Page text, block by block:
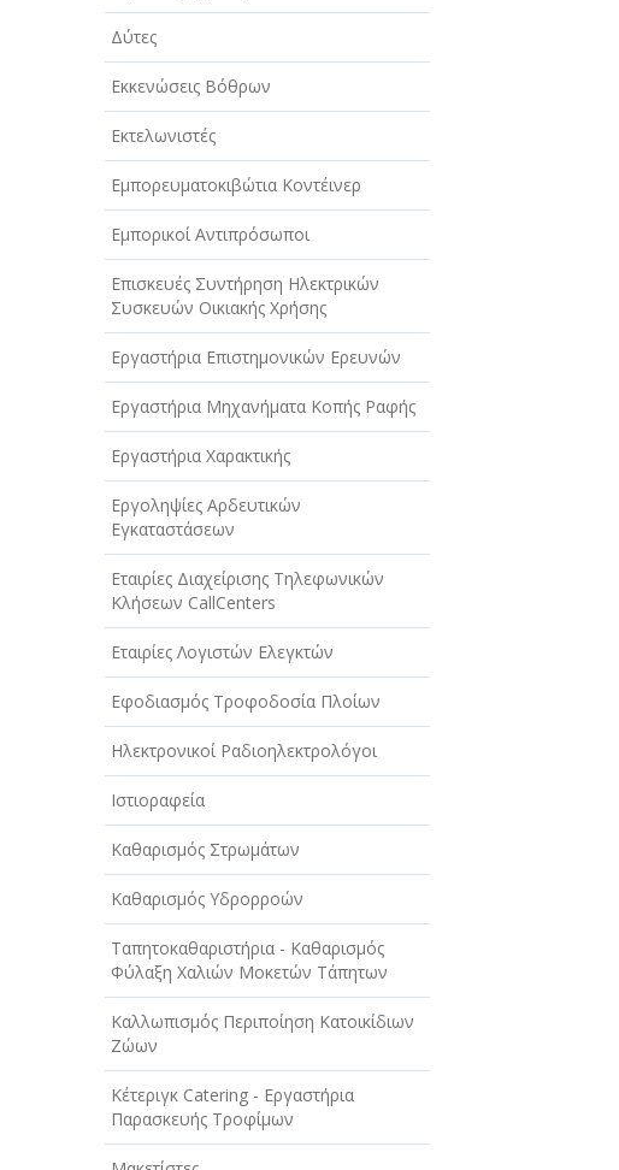
Δύτες
Εκκενώσεις Βόθρων
Εκτελωνιστές
Εμπορευματοκιβώτια Κοντέινερ
Εμπορικοί Αντιπρόσωποι
Επισκευές Συντήρηση Ηλεκτρικών
Συσκευών Οικιακής Χρήσης
Εργαστήρια Επιστημονικών Ερευνών
Εργαστήρια Μηχανήματα Κοπής Ραφής
Εργαστήρια Χαρακτικής
Εργοληψίες Αρδευτικών
Εγκαταστάσεων
Εταιρίες Διαχείρισης Τηλεφωνικών
Κλήσεων CallCenters
Εταιρίες Λογιστών Ελεγκτών
Εφοδιασμός Τροφοδοσία Πλοίων
Ηλεκτρονικοί Ραδιοηλεκτρολόγοι
Ιστιοραφεία
Καθαρισμός Στρωμάτων
Καθαρισμός Υδρορροών
Ταπητοκαθαριστήρια - Καθαρισμός
Φύλαξη Χαλιών Μοκετών Τάπητων
Καλλωπισμός Περιποίηση Κατοικίδιων
Ζώων
Κέτεριγκ Catering - Εργαστήρια
Παρασκευής Τροφίμων